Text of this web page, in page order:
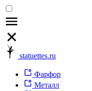
statuettes.ru
Фарфор
Металл